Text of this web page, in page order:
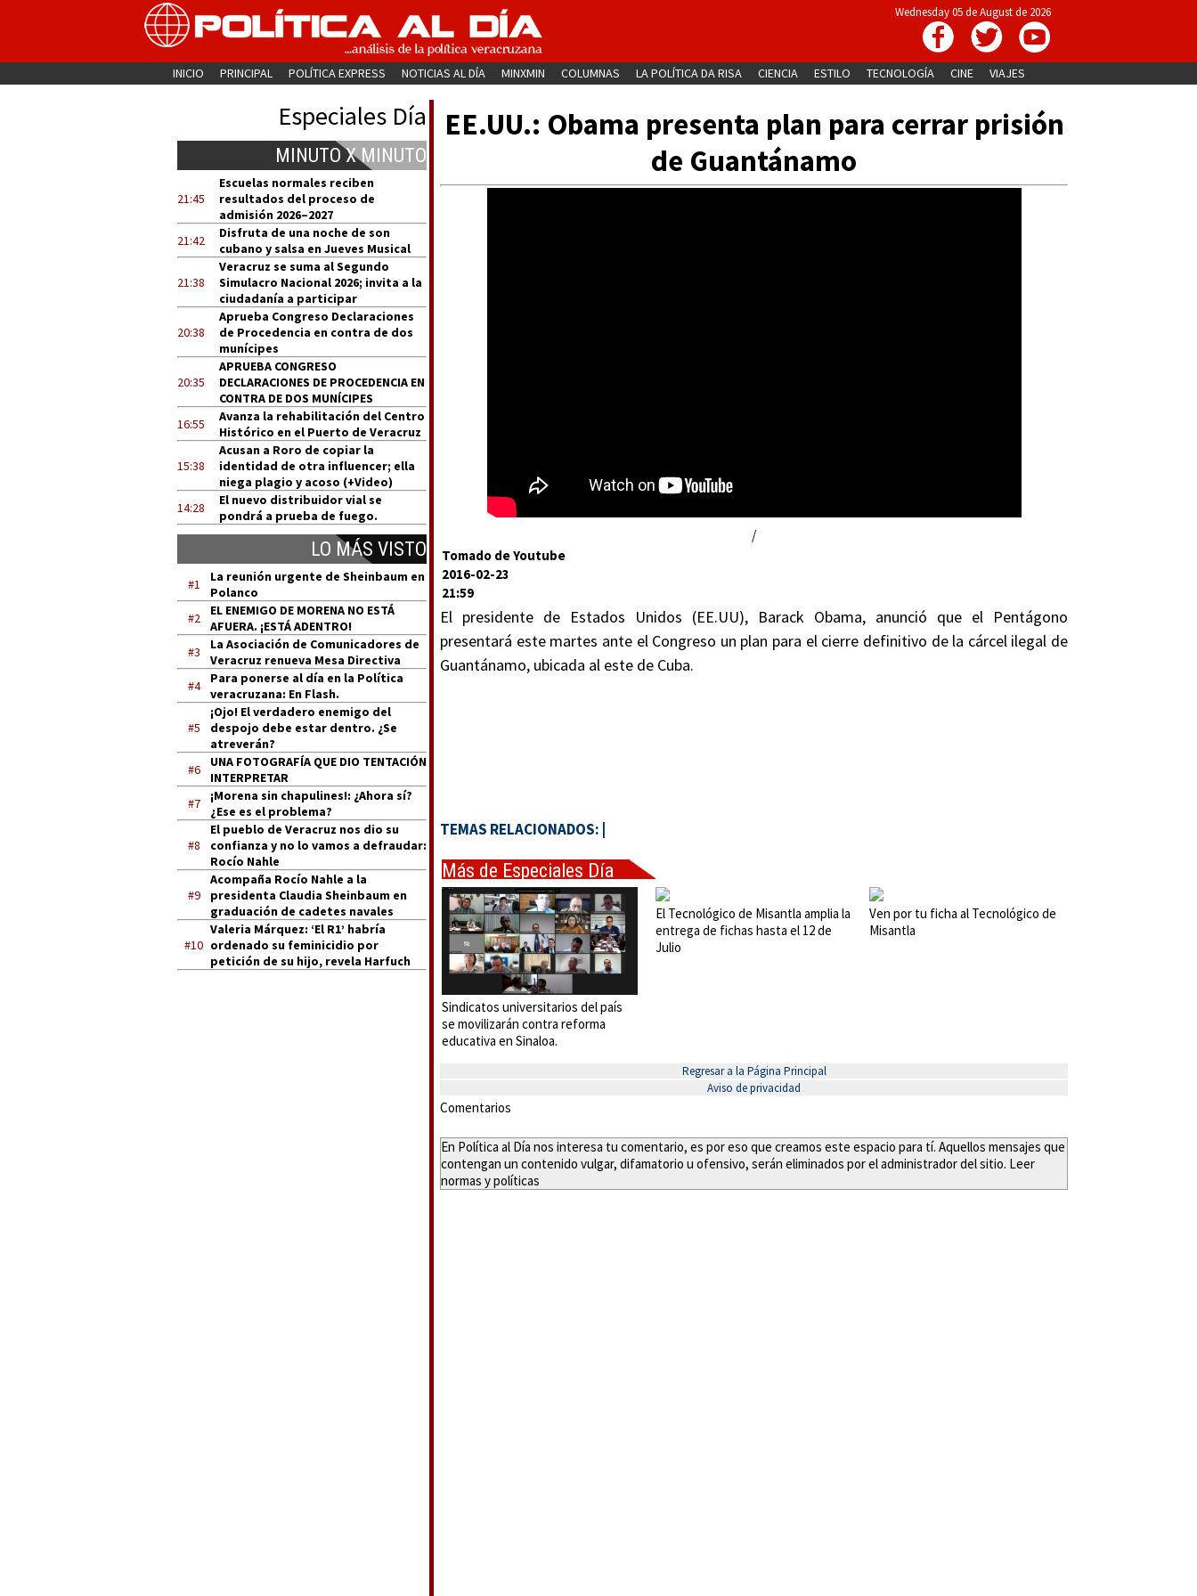
Wednesday 05 de August de 2026
INICIO PRINCIPAL POLÍTICA EXPRESS NOTICIAS AL DÍA MINXMIN COLUMNAS LA POLÍTICA DA RISA CIENCIA ESTILO TECNOLOGÍA CINE VIAJES
Especiales Día
MINUTO X MINUTO
21:45
Escuelas normales reciben
resultados del proceso de
admisión 2026–2027
21:42
Disfruta de una noche de son
cubano y salsa en Jueves Musical
21:38
Veracruz se suma al Segundo
Simulacro Nacional 2026; invita a la
ciudadanía a participar
20:38
Aprueba Congreso Declaraciones
de Procedencia en contra de dos
munícipes
20:35
APRUEBA CONGRESO
DECLARACIONES DE PROCEDENCIA EN
CONTRA DE DOS MUNÍCIPES
16:55
Avanza la rehabilitación del Centro
Histórico en el Puerto de Veracruz
15:38
Acusan a Roro de copiar la
identidad de otra influencer; ella
niega plagio y acoso (+Video)
14:28
El nuevo distribuidor vial se
pondrá a prueba de fuego.
LO MÁS VISTO
#1
La reunión urgente de Sheinbaum en
Polanco
#2
EL ENEMIGO DE MORENA NO ESTÁ
AFUERA. ¡ESTÁ ADENTRO!
#3
La Asociación de Comunicadores de
Veracruz renueva Mesa Directiva
#4
Para ponerse al día en la Política
veracruzana: En Flash.
#5
¡Ojo! El verdadero enemigo del
despojo debe estar dentro. ¿Se
atreverán?
#6
UNA FOTOGRAFÍA QUE DIO TENTACIÓN
INTERPRETAR
#7
¡Morena sin chapulines!: ¿Ahora sí?
¿Ese es el problema?
#8
El pueblo de Veracruz nos dio su
confianza y no lo vamos a defraudar:
Rocío Nahle
#9
Acompaña Rocío Nahle a la
presidenta Claudia Sheinbaum en
graduación de cadetes navales
#10
Valeria Márquez: ‘El R1’ habría
ordenado su feminicidio por
petición de su hijo, revela Harfuch
EE.UU.: Obama presenta plan para cerrar prisión
de Guantánamo
/
Tomado de Youtube
2016-02-23
21:59
El presidente de Estados Unidos (EE.UU), Barack Obama, anunció que el Pentágono
presentará este martes ante el Congreso un plan para el cierre definitivo de la cárcel ilegal de
Guantánamo, ubicada al este de Cuba.
TEMAS RELACIONADOS:
Más de Especiales Día
Sindicatos universitarios del país
se movilizarán contra reforma
educativa en Sinaloa.
El Tecnológico de Misantla amplia la
entrega de fichas hasta el 12 de
Julio
Ven por tu ficha al Tecnológico de
Misantla
Regresar a la Página Principal
Aviso de privacidad
Comentarios
En Política al Día nos interesa tu comentario, es por eso que creamos este espacio para tí. Aquellos mensajes que
contengan un contenido vulgar, difamatorio u ofensivo, serán eliminados por el administrador del sitio. Leer
normas y políticas